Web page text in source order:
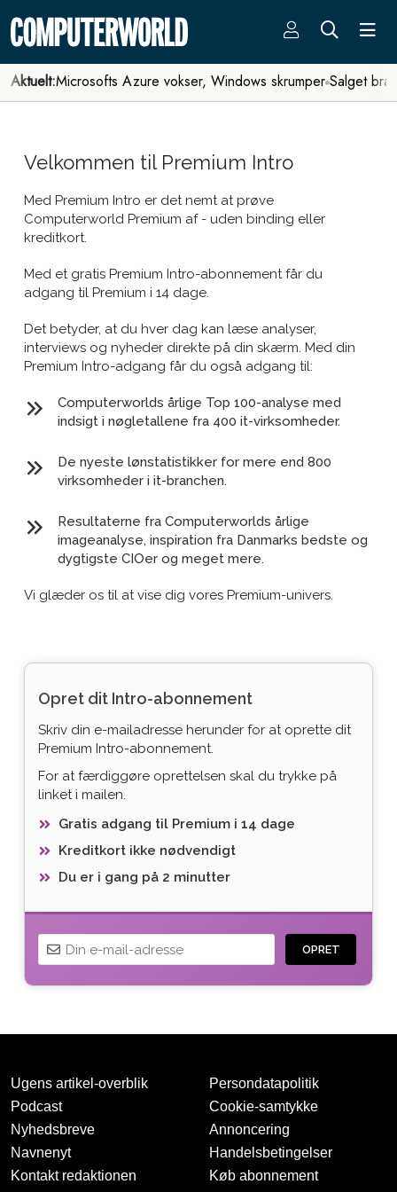
Aktuelt:Microsofts Azure vokser, Windows skrumper Salget
Velkommen til Premium Intro
Med Premium Intro er det nemt at prøve
Computerworld Premium af - uden binding eller
kreditkort.
Med et gratis Premium Intro-abonnement får du
adgang til Premium i 14 dage.
Det betyder, at du hver dag kan læse analyser,
interviews og nyheder direkte på din skærm. Med din
Premium Intro-adgang får du også adgang til:
Computerworlds årlige Top 100-analyse med
indsigt i nøgletallene fra 400 it-virksomheder.
De nyeste lønstatistikker for mere end 800
virksomheder i it-branchen.
Resultaterne fra Computerworlds årlige
imageanalyse, inspiration fra Danmarks bedste og
dygtigste CIOer og meget mere.
Vi glæder os til at vise dig vores Premium-univers.
Opret dit Intro-abonnement
Skriv din e-mailadresse herunder for at oprette dit
Premium Intro-abonnement.
For at færdiggøre oprettelsen skal du trykke på
linket i mailen.
Gratis adgang til Premium i 14 dage
Kreditkort ikke nødvendigt
Du er i gang på 2 minutter
OPRET
Tak for oprettelsen
Ugens artikel-overblik
Podcast
Nyhedsbreve
Navnenyt
Kontakt redaktionen
Persondatapolitik
Cookie-samtykke
Annoncering
Handelsbetingelser
Køb abonnement